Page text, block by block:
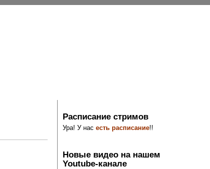
Расписание стримов
Ура! У насесть расписание!!
Новые видео на нашем
Youtube-канале